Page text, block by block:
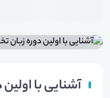
آشنایی با